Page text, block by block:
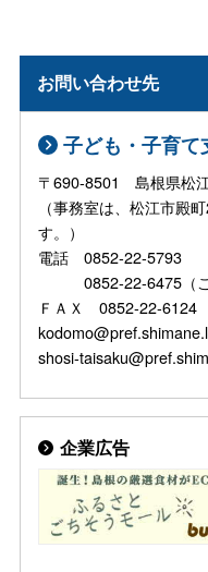
お問い合わせ先
子ども・子育て
〒690-8501 島根県松
（事務室は、松江市殿
す。）
電話 0852-22-5793
0852-22-6475（こ
ＦＡＸ 0852-22-6124
shosi-
企業広告